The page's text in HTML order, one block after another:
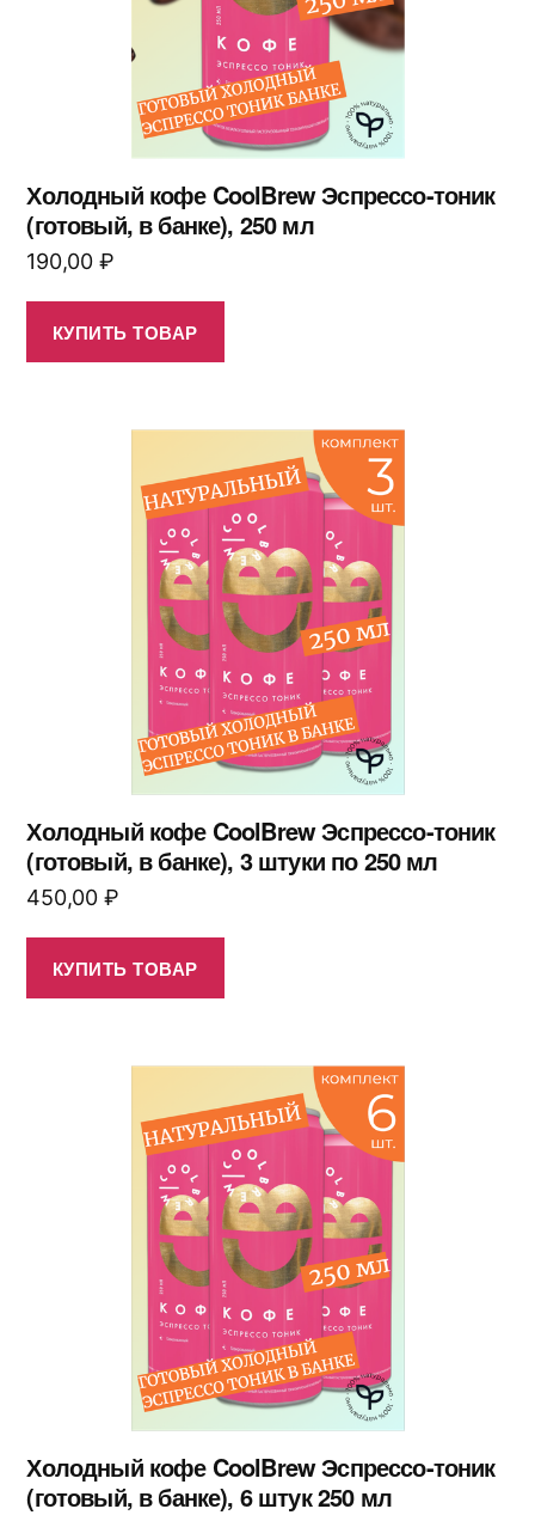
Холодный кофе CoolBrew Эспрессо-тоник
(готовый, в банке), 250 мл
190,00 ₽
КУПИТЬ ТОВАР
Холодный кофе CoolBrew Эспрессо-тоник
(готовый, в банке), 3 штуки по 250 мл
450,00 ₽
КУПИТЬ ТОВАР
Холодный кофе CoolBrew Эспрессо-тоник
(готовый, в банке), 6 штук 250 мл